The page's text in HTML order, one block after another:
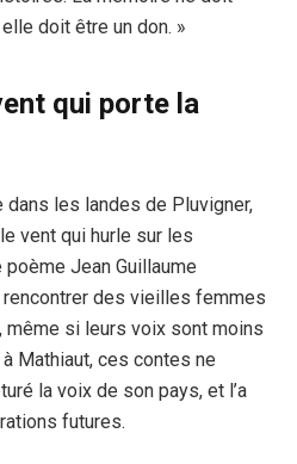
doit être un don. »
qui porte la
dans les landes de Pluvigner,
vent qui hurle sur les
Jean Guillaume
rencontrer des vieilles femmes
même si leurs voix sont moins
Mathiaut, ces contes ne
la voix de son pays, et l’a
futures.